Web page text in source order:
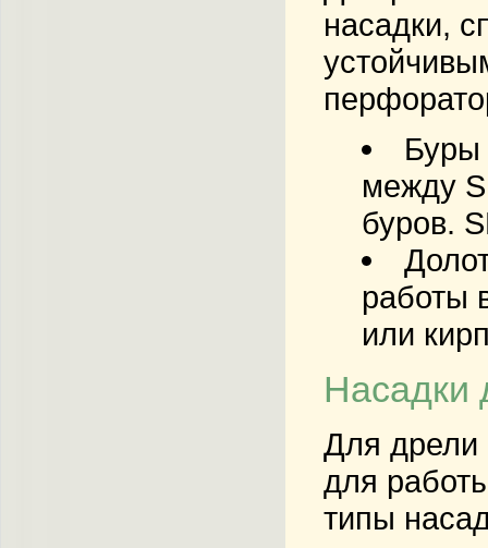
насадки,
Буры
между
буров.
работы
или
Насадки
Для дрели
для
типы